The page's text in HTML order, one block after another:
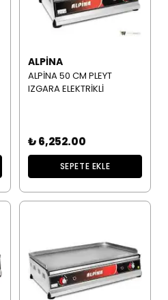
ALPINA
ALPİNA 50 CM PLEYT
IZGARA ELEKTRİKLİ
₺ 6,252.00
SEPETE EKLE